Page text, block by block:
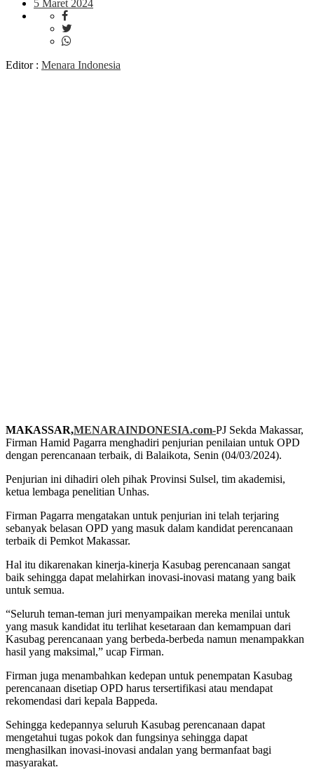
5 Maret 2024
Editor : Menara Indonesia
MAKASSAR,MENARAINDONESIA.com-PJ Sekda Makassar,
Firman Hamid Pagarra menghadiri penjurian penilaian untuk OPD
dengan perencanaan terbaik, di Balaikota, Senin (04/03/2024).
Penjurian ini dihadiri oleh pihak Provinsi Sulsel, tim akademisi,
ketua lembaga penelitian Unhas.
Firman Pagarra mengatakan untuk penjurian ini telah terjaring
sebanyak belasan OPD yang masuk dalam kandidat perencanaan
terbaik di Pemkot Makassar.
Hal itu dikarenakan kinerja-kinerja Kasubag perencanaan sangat
baik sehingga dapat melahirkan inovasi-inovasi matang yang baik
untuk semua.
“Seluruh teman-teman juri menyampaikan mereka menilai untuk
yang masuk kandidat itu terlihat kesetaraan dan kemampuan dari
Kasubag perencanaan yang berbeda-berbeda namun menampakkan
hasil yang maksimal,” ucap Firman.
Firman juga menambahkan kedepan untuk penempatan Kasubag
perencanaan disetiap OPD harus tersertifikasi atau mendapat
rekomendasi dari kepala Bappeda.
Sehingga kedepannya seluruh Kasubag perencanaan dapat
mengetahui tugas pokok dan fungsinya sehingga dapat
menghasilkan inovasi-inovasi andalan yang bermanfaat bagi
masyarakat.